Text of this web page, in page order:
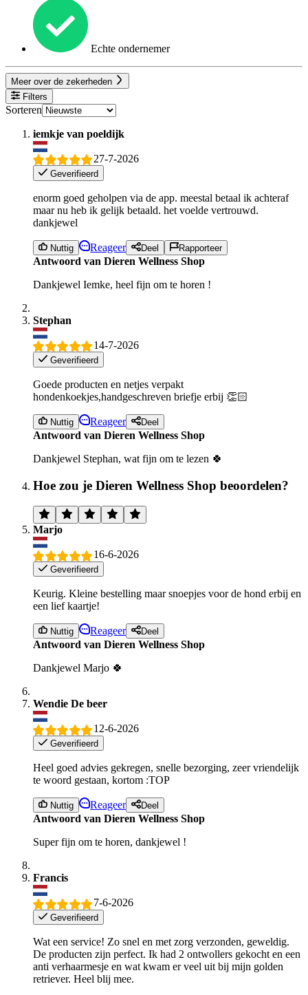
Echte ondernemer
Meer over de zekerheden
Filters
Sorteren
iemkje van poeldijk
27-7-2026
Geverifieerd
enorm goed geholpen via de app. meestal betaal ik achteraf
maar nu heb ik gelijk betaald. het voelde vertrouwd.
dankjewel
Nuttig Reageer Deel Rapporteer
Antwoord van Dieren Wellness Shop
Dankjewel Iemke, heel fijn om te horen !
Stephan
14-7-2026
Geverifieerd
Goede producten en netjes verpakt
hondenkoekjes,handgeschreven briefje erbij 👏🏻
Nuttig Reageer Deel
Antwoord van Dieren Wellness Shop
Dankjewel Stephan, wat fijn om te lezen 🍀
Hoe zou je Dieren Wellness Shop beoordelen?
Marjo
16-6-2026
Geverifieerd
Keurig. Kleine bestelling maar snoepjes voor de hond erbij en
een lief kaartje!
Nuttig Reageer Deel
Antwoord van Dieren Wellness Shop
Dankjewel Marjo 🍀
Wendie De beer
12-6-2026
Geverifieerd
Heel goed advies gekregen, snelle bezorging, zeer vriendelijk
te woord gestaan, kortom :TOP
Nuttig Reageer Deel
Antwoord van Dieren Wellness Shop
Super fijn om te horen, dankjewel !
Francis
7-6-2026
Geverifieerd
Wat een service! Zo snel en met zorg verzonden, geweldig.
De producten zijn perfect. Ik had 2 ontwollers gekocht en een
anti verhaarmesje en wat kwam er veel uit bij mijn golden
retriever. Heel blij mee.